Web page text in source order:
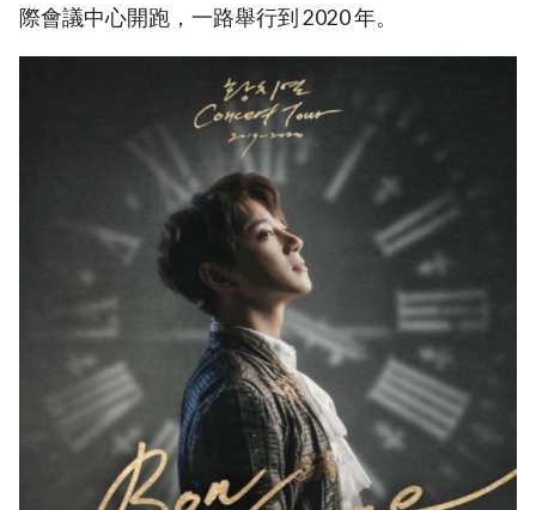
際會議中心開跑，一路舉行到 2020 年。